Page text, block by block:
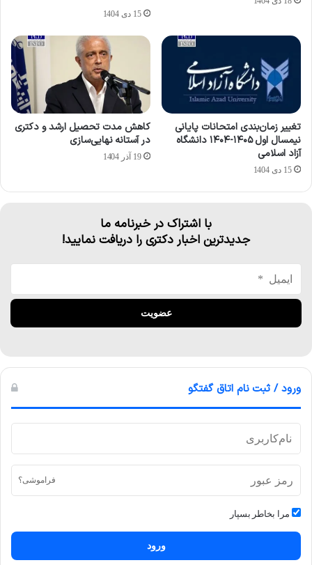
15 دی 1404
تغییر زمان‌بندی امتحانات پایانی
نیمسال اول ۱۴۰۵-۱۴۰۴ دانشگاه
آزاد اسلامی
15 دی 1404
کاهش مدت تحصیل ارشد و دکتری
در آستانه نهایی‌سازی
19 آذر 1404
با اشتراک در خبرنامه ما
جدیدترین اخبار دکتری را دریافت نمایید!
ورود / ثبت نام اتاق گفتگو
فراموشی؟
مرا بخاطر بسپار
ورود